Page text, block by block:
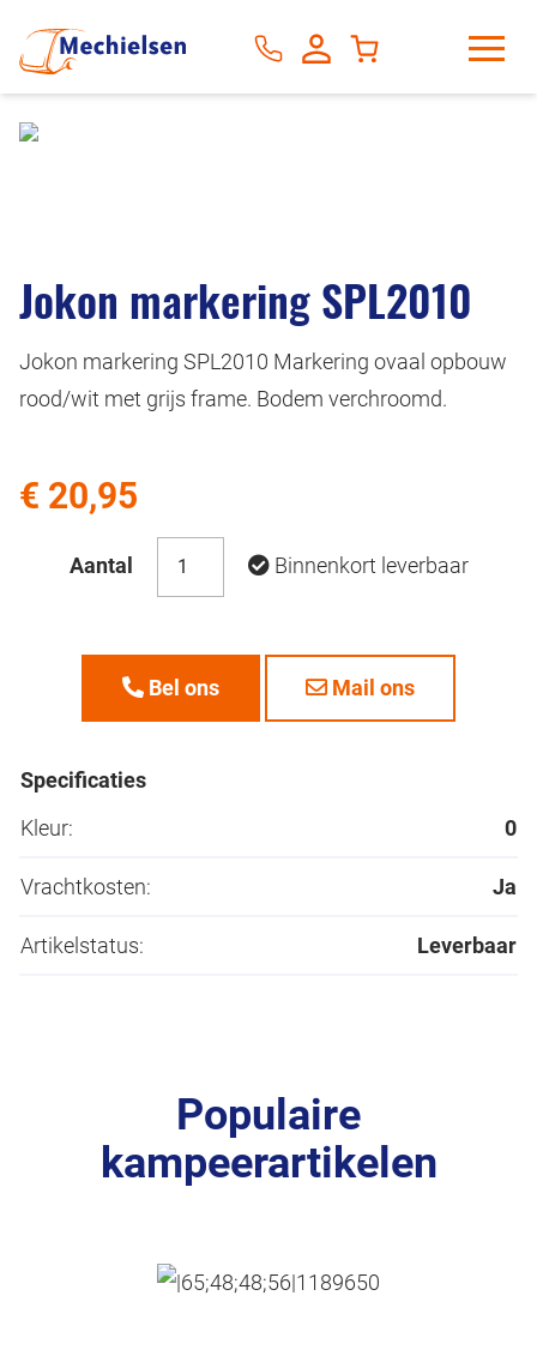
Jokon markering SPL2010
Jokon markering SPL2010 Markering ovaal opbouw
rood/wit met grijs frame. Bodem verchroomd.
€ 20,95
Aantal Binnenkort leverbaar
Bel ons Mail ons
Specificaties
Kleur:
0
Vrachtkosten: Ja
Artikelstatus: Leverbaar
Populaire
kampeerartikelen